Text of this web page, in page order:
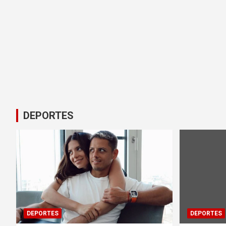
DEPORTES
DEPORTES DEPORTES